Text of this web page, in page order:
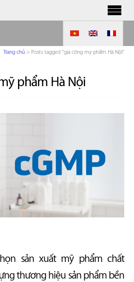
Trang chủ > Posts tagged "gia công mỹ phẩm Hà Nội"
phẩm Hà Nội
sản xuất mỹ phẩm chất
thương hiệu sản phẩm bền